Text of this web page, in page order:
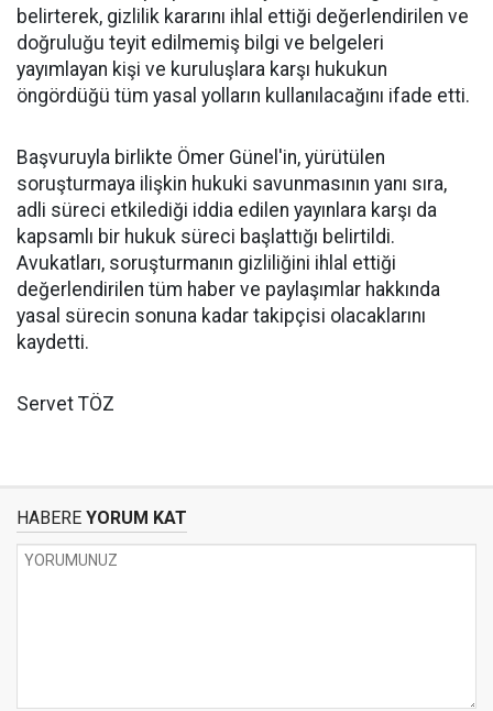
belirterek, gizlilik kararını ihlal ettiği değerlendirilen ve
doğruluğu teyit edilmemiş bilgi ve belgeleri
yayımlayan kişi ve kuruluşlara karşı hukukun
öngördüğü tüm yasal yolların kullanılacağını ifade etti.
Başvuruyla birlikte Ömer Günel'in, yürütülen
soruşturmaya ilişkin hukuki savunmasının yanı sıra,
adli süreci etkilediği iddia edilen yayınlara karşı da
kapsamlı bir hukuk süreci başlattığı belirtildi.
Avukatları, soruşturmanın gizliliğini ihlal ettiği
değerlendirilen tüm haber ve paylaşımlar hakkında
yasal sürecin sonuna kadar takipçisi olacaklarını
kaydetti.
Servet TÖZ
HABERE YORUM KAT